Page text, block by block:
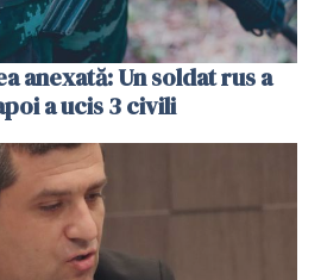
anexată: Un soldat rus a
a ucis 3 civili